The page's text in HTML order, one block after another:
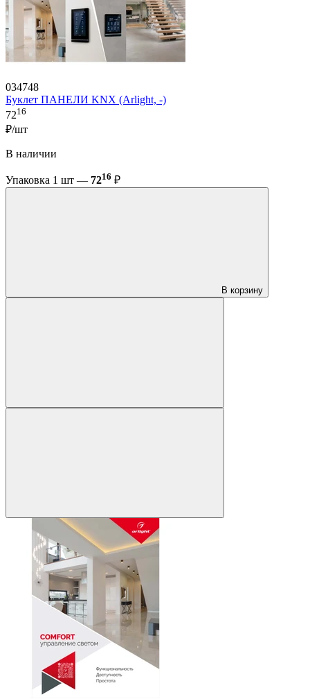
034748
Буклет ПАНЕЛИ KNX (Arlight, -)
7216
₽/шт
В наличии
Упаковка 1 шт — 7216 ₽
В корзину